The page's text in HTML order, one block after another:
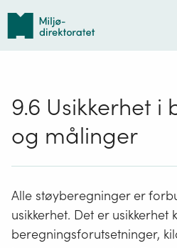
Tilbake
forsiden
9.6 Usikkerhet i
og målinger
Alle støyberegninger er
usikkerhet. Det er usikkerhet
beregningsforutsetninger,